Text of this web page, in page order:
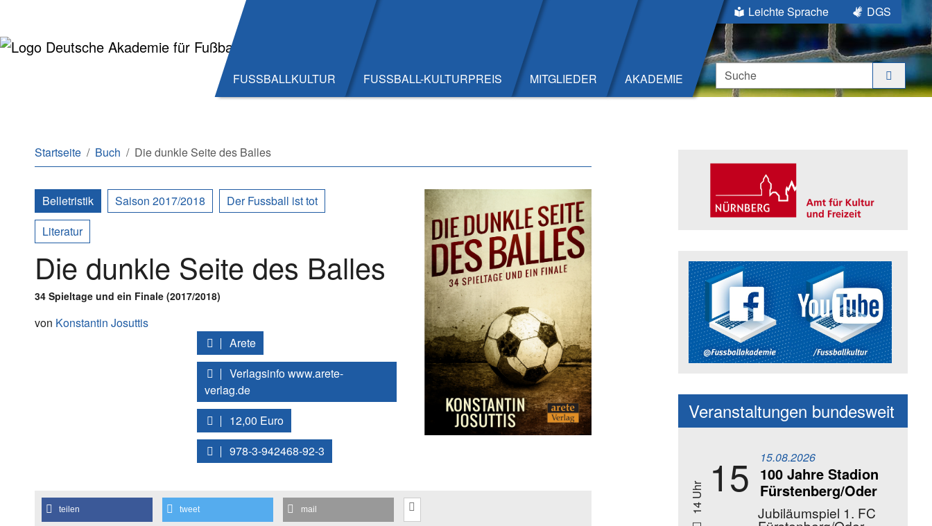
FUSSBALLKULTUR FUSSBALL-KULTURPREIS MITGLIEDER AKADEMIE
Leichte Sprache
DGS
Suche
Sie sind hier:
Startseite Buch Die dunkle Seite des Balles
Belletristik Saison 2017/2018
Der Fussball ist tot
Literatur
Die dunkle Seite des Balles
34 Spieltage und ein Finale (2017/2018)
von Konstantin Josuttis
Arete
Verlagsinfo www.arete-
verlag.de
12,00 Euro
978-3-942468-92-3
teilen tweet mail
Social Media Kanäle der
Veranstaltungen bundesweit
14 Uhr 15 15.08.2026
100 Jahre Stadion
Fürstenberg/Oder
Jubiläumspiel 1. FC